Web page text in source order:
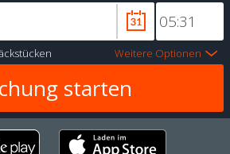
Weitere Optionen